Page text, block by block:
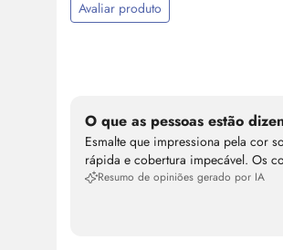
Avaliar produto
O que as pessoas estão
Esmalte que impressiona pela cor
rápida e cobertura impecável. Os
Resumo de opiniões gerado por IA